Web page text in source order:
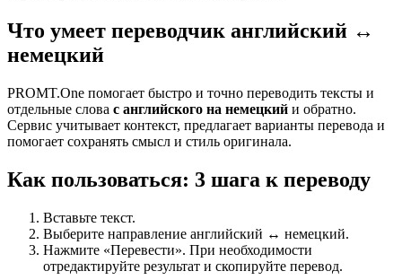
Что умеет переводчик английский ↔
немецкий
PROMT.One помогает быстро и точно переводить тексты и
отдельные слова с английского на немецкий и обратно.
Сервис учитывает контекст, предлагает варианты перевода и
помогает сохранять смысл и стиль оригинала.
Как пользоваться: 3 шага к переводу
Вставьте текст.
Выберите направление английский ↔ немецкий.
Нажмите «Перевести». При необходимости
отредактируйте результат и скопируйте перевод.